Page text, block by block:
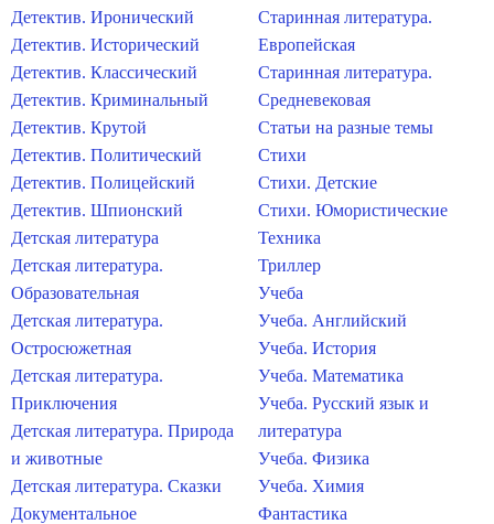
Детектив. Иронический
Детектив. Исторический
Детектив. Классический
Детектив. Криминальный
Детектив. Крутой
Детектив. Политический
Детектив. Полицейский
Детектив. Шпионский
Детская литература
Детская литература.
Образовательная
Детская литература.
Остросюжетная
Детская литература.
Приключения
Детская литература. Природа
и животные
Детская литература. Сказки
Документальное
Старинная литература.
Европейская
Старинная литература.
Средневековая
Статьи на разные темы
Стихи
Стихи. Детские
Стихи. Юмористические
Техника
Триллер
Учеба
Учеба. Английский
Учеба. История
Учеба. Математика
Учеба. Русский язык и
литература
Учеба. Физика
Учеба. Химия
Фантастика